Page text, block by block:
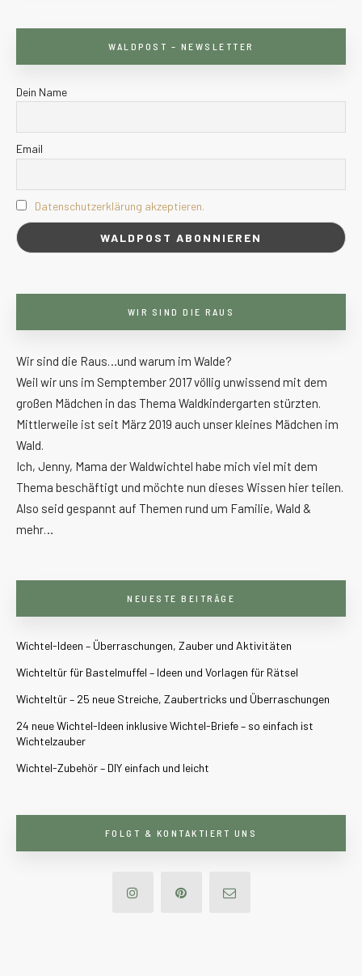
WALDPOST – NEWSLETTER
Dein Name
Email
Datenschutzerklärung akzeptieren.
WIR SIND DIE RAUS
Wir sind die Raus…und warum im Walde?
Weil wir uns im Semptember 2017 völlig unwissend mit dem
großen Mädchen in das Thema Waldkindergarten stürzten.
Mittlerweile ist seit März 2019 auch unser kleines Mädchen im
Wald.
Ich, Jenny, Mama der Waldwichtel habe mich viel mit dem
Thema beschäftigt und möchte nun dieses Wissen hier teilen.
Also seid gespannt auf Themen rund um Familie, Wald &
mehr…
NEUESTE BEITRÄGE
Wichtel-Ideen – Überraschungen, Zauber und Aktivitäten
Wichteltür für Bastelmuffel – Ideen und Vorlagen für Rätsel
Wichteltür – 25 neue Streiche, Zaubertricks und Überraschungen
24 neue Wichtel-Ideen inklusive Wichtel-Briefe – so einfach ist
Wichtelzauber
Wichtel-Zubehör – DIY einfach und leicht
FOLGT & KONTAKTIERT UNS